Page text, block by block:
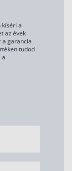
a
az évek
a garancia
tudod
a